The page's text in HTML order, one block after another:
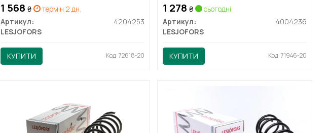
1 568₴
термін 2 дн.
Артикул:
4204253
LESJOFORS
КУПИТИ Код: 72618-20
1 278₴
сьогодні
Артикул:
4004236
LESJOFORS
КУПИТИ Код: 71946-20